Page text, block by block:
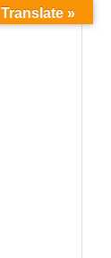
Translate »